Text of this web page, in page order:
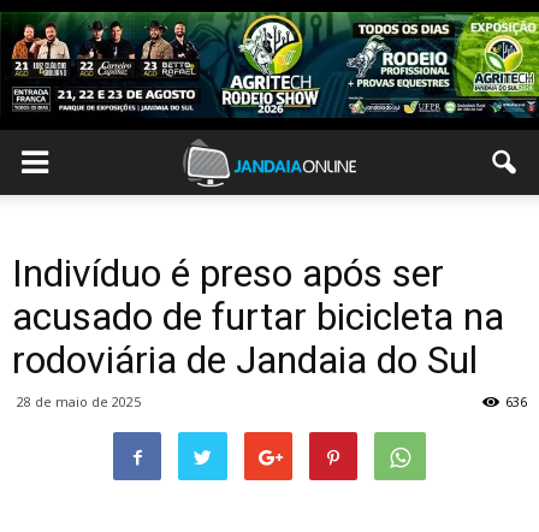
Indivíduo é preso após ser
acusado de furtar bicicleta na
rodoviária de Jandaia do Sul
28 de maio de 2025 636